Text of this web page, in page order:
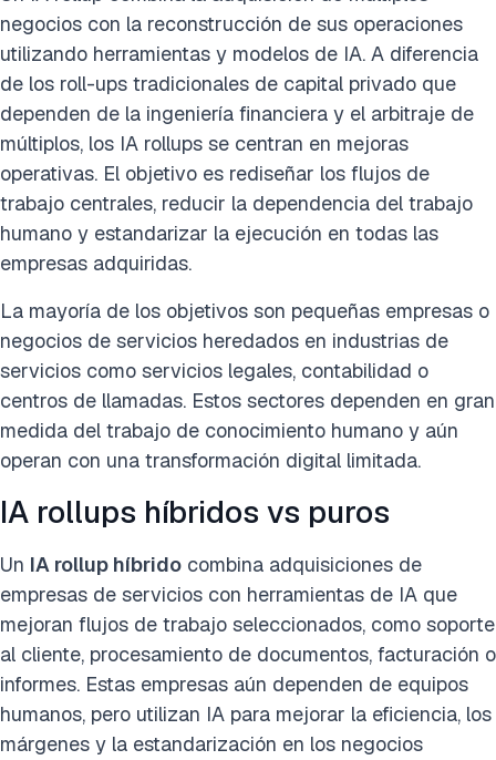
negocios con la reconstrucción de sus operaciones
utilizando herramientas y modelos de IA. A diferencia
de los roll-ups tradicionales de capital privado que
dependen de la ingeniería financiera y el arbitraje de
múltiplos, los IA rollups se centran en mejoras
operativas. El objetivo es rediseñar los flujos de
trabajo centrales, reducir la dependencia del trabajo
humano y estandarizar la ejecución en todas las
empresas adquiridas.
La mayoría de los objetivos son pequeñas empresas o
negocios de servicios heredados en industrias de
servicios como servicios legales, contabilidad o
centros de llamadas. Estos sectores dependen en gran
medida del trabajo de conocimiento humano y aún
operan con una transformación digital limitada.
IA rollups híbridos vs puros
Un IA rollup híbrido combina adquisiciones de
empresas de servicios con herramientas de IA que
mejoran flujos de trabajo seleccionados, como soporte
al cliente, procesamiento de documentos, facturación o
informes. Estas empresas aún dependen de equipos
humanos, pero utilizan IA para mejorar la eficiencia, los
márgenes y la estandarización en los negocios